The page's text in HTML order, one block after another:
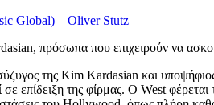
Global) – Oliver Stutz
πρόσωπα που επιχειρούν να
της Kim Kardasian και
σε επίδειξη της φίρμας. Ο West